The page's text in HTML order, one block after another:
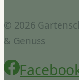
© 2026
& Genuss